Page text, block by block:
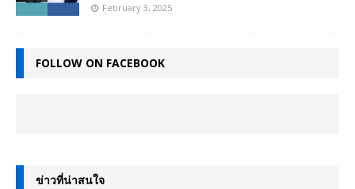
February 3, 2025
FOLLOW ON FACEBOOK
ข่าวที่น่าสนใจ